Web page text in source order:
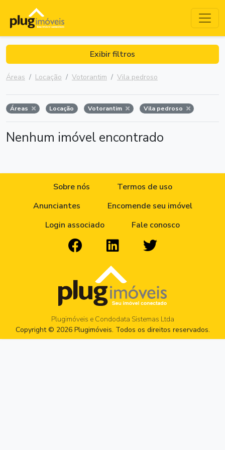
Exibir filtros
Áreas Locação Votorantim Vila pedroso
Áreas Locação Votorantim Vila pedroso
Nenhum imóvel encontrado
Sobre nós
Termos de uso
Anunciantes
Encomende seu imóvel
Login associado
Fale conosco
Plugimóveis e Condodata Sistemas Ltda
Copyright © 2026 Plugimóveis. Todos os direitos reservados.